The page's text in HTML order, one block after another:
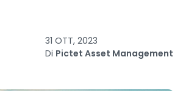
31 OTT, 2023
Di Pictet Asset Management